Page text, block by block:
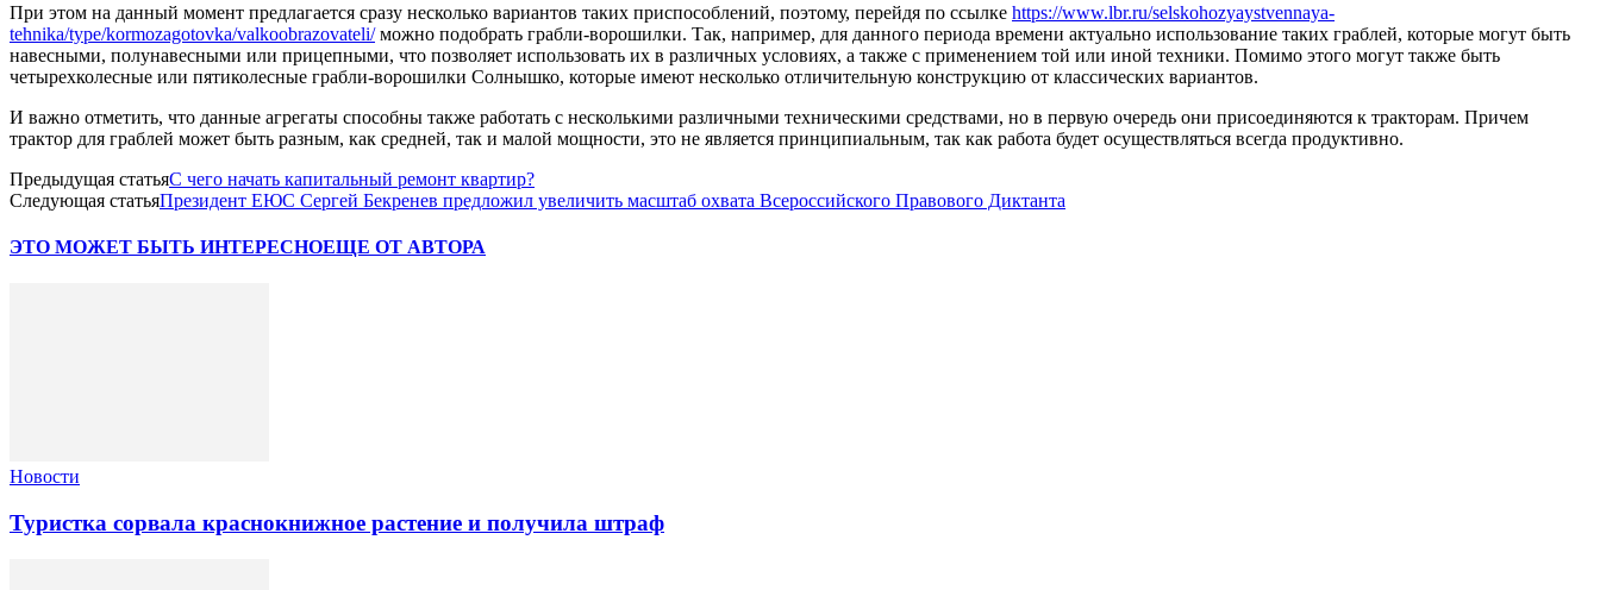
При этом на данный момент предлагается сразу несколько вариантов таких приспособлений, поэтому, перейдя по ссылке https://www.lbr.ru/selskohozyaystvennaya-
tehnika/type/kormozagotovka/valkoobrazovateli/можно подобрать грабли-ворошилки. Так, например, для данного периода времени актуально использование таких граблей, которые могут быть
навесными, полунавесными или прицепными, что позволяет использовать их в различных условиях, а также с применением той или иной техники. Помимо этого могут также быть
четырехколесные или пятиколесные грабли-ворошилки Солнышко, которые имеют несколько отличительную конструкцию от классических вариантов.
И важно отметить, что данные агрегаты способны также работать с несколькими различными техническими средствами, но в первую очередь они присоединяются к тракторам. Причем
трактор для граблей может быть разным, как средней, так и малой мощности, это не является принципиальным, так как работа будет осуществляться всегда продуктивно.
Предыдущая статьяС чего начать капитальный ремонт квартир?
Следующая статьяПрезидент ЕЮС Сергей Бекренев предложил увеличить масштаб охвата Всероссийского Правового Диктанта
ЭТО МОЖЕТ БЫТЬ ИНТЕРЕСНОЕЩЕ ОТ АВТОРА
Новости
Туристка сорвала краснокнижное растение и получила штраф